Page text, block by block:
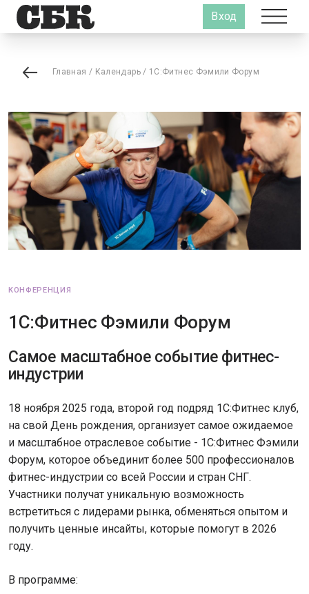
Вход
Главная / Календарь/ 1С:Фитнес Фэмили Форум
КОНФЕРЕНЦИЯ
1С:Фитнес Фэмили Форум
Cамое масштабное событие фитнес-
индустрии
18 ноября 2025 года, второй год подряд 1С:Фитнес клуб,
на свой День рождения, организует самое ожидаемое
и масштабное отраслевое событие - 1С:Фитнес Фэмили
Форум, которое объединит более 500 профессионалов
фитнес-индустрии со всей России и стран СНГ.
Участники получат уникальную возможность
встретиться с лидерами рынка, обменяться опытом и
получить ценные инсайты, которые помогут в 2026
году.
В программе: